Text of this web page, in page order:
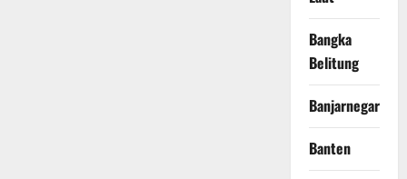
Bangka
Belitung
Banjarnegara
Banten